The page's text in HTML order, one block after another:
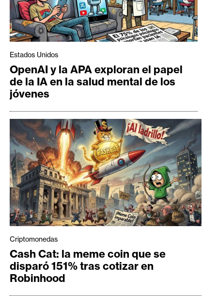
Estados Unidos
OpenAI y la APA exploran el papel
de la IA en la salud mental de los
jóvenes
Criptomonedas
Cash Cat: la meme coin que se
disparó 151% tras cotizar en
Robinhood